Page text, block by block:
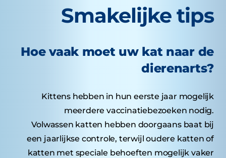
Smakelijke tips
Hoe vaak moet uw kat naar de
dierenarts?
Kittens hebben in hun eerste jaar mogelijk
meerdere vaccinatiebezoeken nodig.
Volwassen katten hebben doorgaans baat bij
een jaarlijkse controle, terwijl oudere katten of
katten met speciale behoeften mogelijk vaker